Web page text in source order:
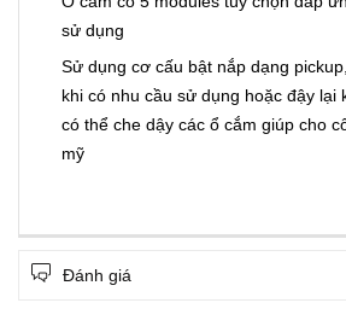
sử dụng
Sử dụng cơ cấu bật nắp dạng
khi có nhu cầu sử dụng hoặc đậy lại
có thể che dậy các ổ cắm giúp cho
mỹ
Đánh giá